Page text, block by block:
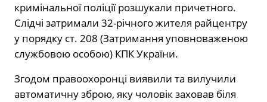
кримінальної поліції розшукали причетного.
Слідчі затримали 32-річного жителя райцентру
у порядку ст. 208 (Затримання уповноваженою
службовою особою) КПК України.
Згодом правоохоронці виявили та вилучили
автоматичну зброю, яку чоловік заховав біля